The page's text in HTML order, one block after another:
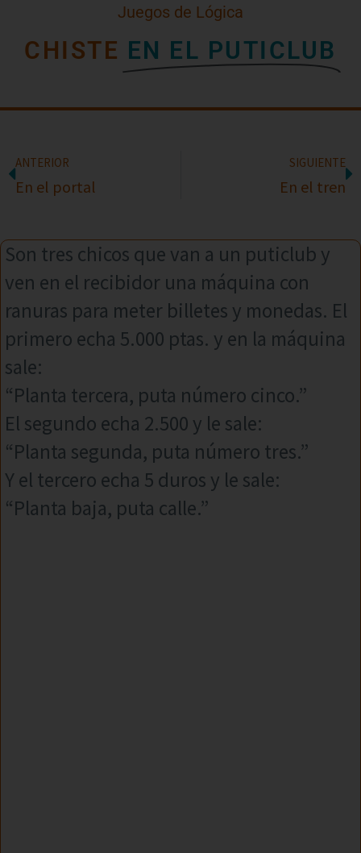
Juegos de Lógica
CHISTE EN EL PUTICLUB
ANTERIOR
En el portal
SIGUIENTE
En el tren
Son tres chicos que van a un puticlub y
ven en el recibidor una máquina con
ranuras para meter billetes y monedas. El
primero echa 5.000 ptas. y en la máquina
sale:
“Planta tercera, puta número cinco.”
El segundo echa 2.500 y le sale:
“Planta segunda, puta número tres.”
Y el tercero echa 5 duros y le sale:
“Planta baja, puta calle.”